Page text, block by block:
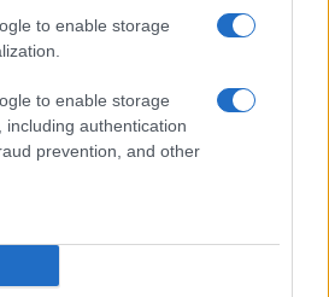
to enable storage
to enable storage
including authentication
prevention, and other